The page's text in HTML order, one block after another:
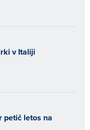
v Italiji
petič letos na